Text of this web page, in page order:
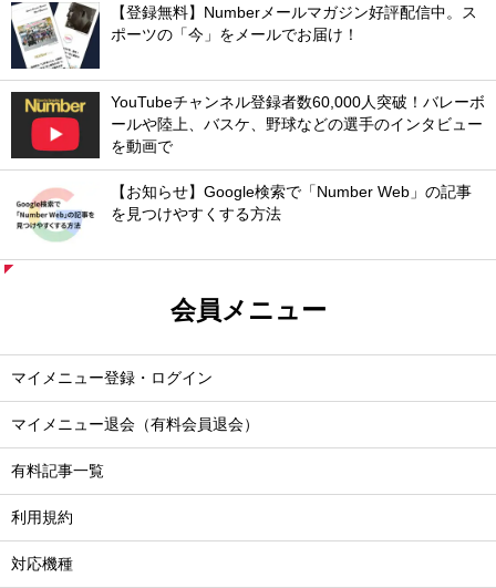
【登録無料】Numberメールマガジン好評配信中。ス
ポーツの「今」をメールでお届け！
YouTubeチャンネル登録者数60,000人突破！バレーボ
ールや陸上、バスケ、野球などの選手のインタビュー
を動画で
【お知らせ】Google検索で「Number Web」の記事
を見つけやすくする方法
会員メニュー
マイメニュー登録・ログイン
マイメニュー退会（有料会員退会）
有料記事一覧
利用規約
対応機種